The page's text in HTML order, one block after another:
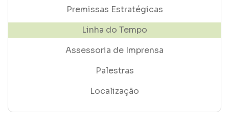
Premissas Estratégicas
Linha do Tempo
Assessoria de Imprensa
Palestras
Localização